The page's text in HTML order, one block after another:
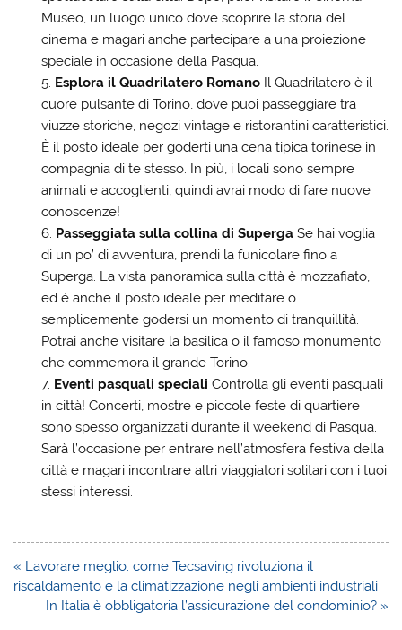
Museo, un luogo unico dove scoprire la storia del
cinema e magari anche partecipare a una proiezione
speciale in occasione della Pasqua.
Esplora il Quadrilatero RomanoIl Quadrilatero è il
cuore pulsante di Torino, dove puoi passeggiare tra
viuzze storiche, negozi vintage e ristorantini caratteristici.
È il posto ideale per goderti una cena tipica torinese in
compagnia di te stesso. In più, i locali sono sempre
animati e accoglienti, quindi avrai modo di fare nuove
conoscenze!
Passeggiata sulla collina di SupergaSe hai voglia
di un po’ di avventura, prendi la funicolare fino a
Superga. La vista panoramica sulla città è mozzafiato,
ed è anche il posto ideale per meditare o
semplicemente godersi un momento di tranquillità.
Potrai anche visitare la basilica o il famoso monumento
che commemora il grande Torino.
Eventi pasquali speciali Controlla gli eventi pasquali
in città! Concerti, mostre e piccole feste di quartiere
sono spesso organizzati durante il weekend di Pasqua.
Sarà l’occasione per entrare nell’atmosfera festiva della
città e magari incontrare altri viaggiatori solitari con i tuoi
stessi interessi.
Navigazione
articoli
« Lavorare meglio: come Tecsaving rivoluziona il
riscaldamento e la climatizzazione negli ambienti industriali
In Italia è obbligatoria l’assicurazione del condominio? »